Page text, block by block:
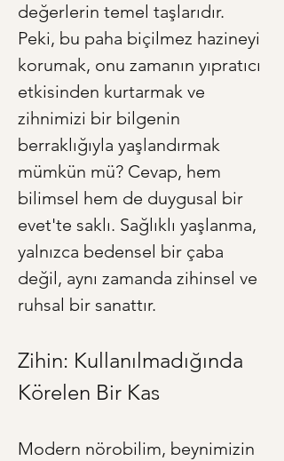
değerlerin temel taşlarıdır.
Peki, bu paha biçilmez hazineyi
korumak, onu zamanın yıpratıcı
etkisinden kurtarmak ve
zihnimizi bir bilgenin
berraklığıyla yaşlandırmak
mümkün mü? Cevap, hem
bilimsel hem de duygusal bir
evet'te saklı. Sağlıklı yaşlanma,
yalnızca bedensel bir çaba
değil, aynı zamanda zihinsel ve
ruhsal bir sanattır.
Zihin: Kullanılmadığında
Körelen Bir Kas
Modern nörobilim, beynimizin